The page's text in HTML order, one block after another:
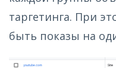
таргетинга. При
быть показы на